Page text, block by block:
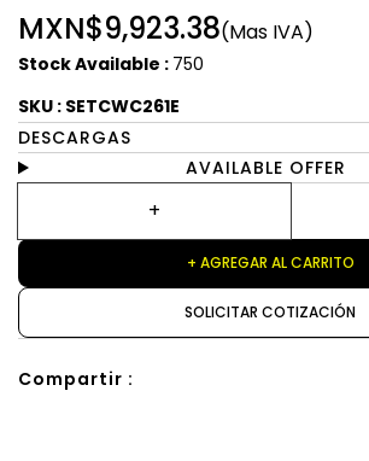
MXN$9,923.38(Mas IVA)
Stock Available : 750
SKU : SETCWC261E
DESCARGAS
AVAILABLE OFFER
+ AGREGAR AL CARRITO
SOLICITAR COTIZACIÓN
Compartir :